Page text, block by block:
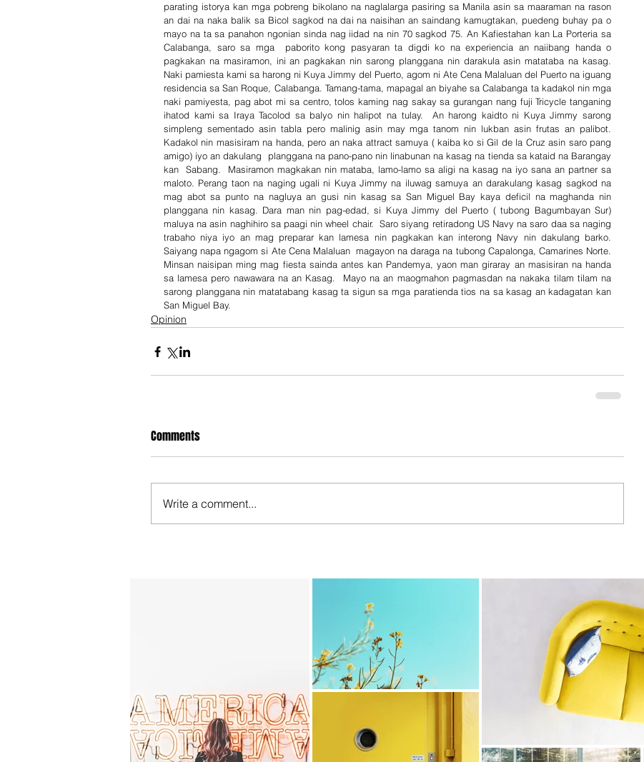
parating istorya kan mga pobreng bikolano na naglalarga pasiring sa Manila asin sa maaraman na rason
an dai na naka balik sa Bicol sagkod na dai na naisihan an saindang kamugtakan, puedeng buhay pa o
mayo na ta sa panahon ngonian sinda nag iidad na nin 70 sagkod 75. An Kafiestahan kan La Porteria sa
Calabanga, saro sa mga  paborito kong pasyaran ta digdi ko na experiencia an naiibang handa o
pagkakan na masiramon, ini an pagkakan nin sarong planggana nin darakula asin matataba na kasag.
Naki pamiesta kami sa harong ni Kuya Jimmy del Puerto, agom ni Ate Cena Malaluan del Puerto na iguang
residencia sa San Roque, Calabanga. Tamang-tama, mapagal an biyahe sa Calabanga ta kadakol nin mga
naki pamiyesta, pag abot mi sa centro, tolos kaming nag sakay sa gurangan nang fuji Tricycle tanganing
ihatod kami sa Iraya Tacolod sa balyo nin halipot na tulay.  An harong kaidto ni Kuya Jimmy sarong
simpleng sementado asin tabla pero malinig asin may mga tanom nin lukban asin frutas an palibot.
Kadakol nin masisiram na handa, pero an naka attract samuya ( kaiba ko si Gil de la Cruz asin saro pang
amigo) iyo an dakulang  planggana na pano-pano nin linabunan na kasag na tienda sa kataid na Barangay
kan  Sabang.  Masiramon magkakan nin mataba, lamo-lamo sa aligi na kasag na iyo sana an partner sa
maloto. Perang taon na naging ugali ni Kuya Jimmy na iluwag samuya an darakulang kasag sagkod na
mag abot sa punto na nagluya an gusi nin kasag sa San Miguel Bay kaya deficil na maghanda nin
planggana nin kasag. Dara man nin pag-edad, si Kuya Jimmy del Puerto ( tubong Bagumbayan Sur)
maluya na asin naghihiro sa paagi nin wheel chair.  Saro siyang retiradong US Navy na saro daa sa naging
trabaho niya iyo an mag preparar kan lamesa nin pagkakan kan interong Navy nin dakulang barko.
Saiyang napa ngagom si Ate Cena Malaluan  magayon na daraga na tubong Capalonga, Camarines Norte.
Minsan naisipan ming mag fiesta sainda antes kan Pandemya, yaon man giraray an masisiran na handa
sa lamesa pero nawawara na an Kasag.  Mayo na an maogmahon pagmasdan na nakaka tilam tilam na
sarong planggana nin matatabang kasag ta sigun sa mga paratienda tios na sa kasag an kadagatan kan
San Miguel Bay.
Opinion
Comments
Write a comment...